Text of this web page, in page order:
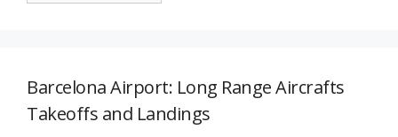
Barcelona Airport: Long Range Aircrafts
Takeoffs and Landings